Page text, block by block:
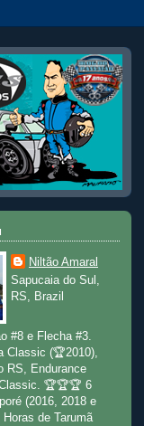
Niltão Amaral
Sapucaia do Sul,
RS, Brazil
#8 e Flecha #3.
Classic (🏆2010),
RS, Endurance
🏆🏆🏆 6
(2016, 2018 e
de Tarumã